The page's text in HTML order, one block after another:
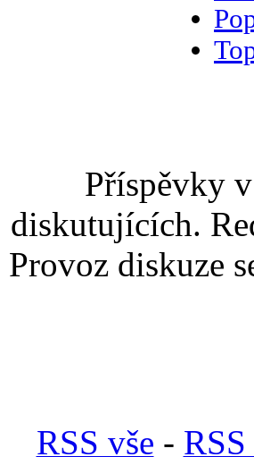
Příspěvky
diskutujících.
Provoz diskuze
RSS vše -